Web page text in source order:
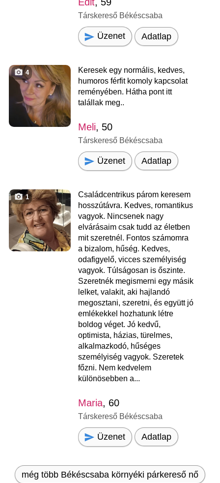
Társkereső Békéscsaba
Üzenet Adatlap
4
Keresek egy normális, kedves,
humoros férfit komoly kapcsolat
reményében. Hátha pont itt
talállak meg..
Meli, 50
Társkereső Békéscsaba
Üzenet Adatlap
1
Családcentrikus párom keresem
hosszútávra. Kedves, romantikus
vagyok. Nincsenek nagy
elvárásaim csak tudd az életben
mit szeretnél. Fontos számomra
a bizalom, hűség. Kedves,
odafigyelő, vicces személyiség
vagyok. Túlságosan is őszinte.
Szeretnék megismerni egy másik
lelket, valakit, aki hajlandó
megosztani, szeretni, és együtt jó
emlékekkel hozhatunk létre
boldog véget. Jó kedvű,
optimista, házias, türelmes,
alkalmazkodó, hűséges
személyiség vagyok. Szeretek
főzni. Nem kedvelem
különösebben a...
Maria, 60
Társkereső Békéscsaba
Üzenet Adatlap
még több Békéscsaba környéki párkereső nő